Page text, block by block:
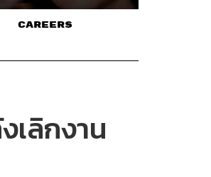
CAREERS
เลิกงาน